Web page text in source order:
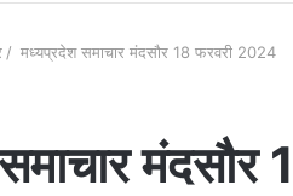
/ मध्यप्रदेश समाचार मंदसौर 18 फरवरी 2024